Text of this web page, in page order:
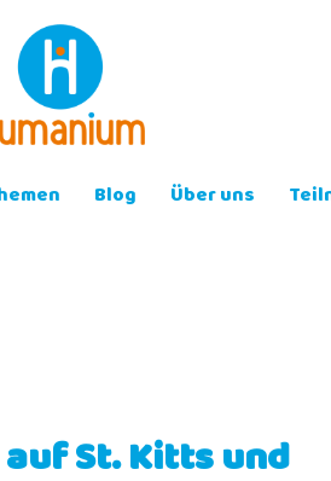
Blog Über uns
St. Kitts und